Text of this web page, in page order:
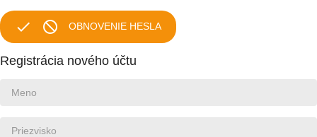
  OBNOVENIE HESLA
Registrácia nového účtu